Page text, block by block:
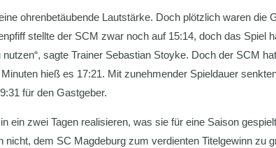
ohrenbetäubende Lautstärke. Doch plötzlich waren die
stellte der SCM zwar noch auf 15:14, doch das Spiel
sagte Trainer Sebastian Stoyke. Doch der SCM
hieß es 17:21. Mit zunehmender Spieldauer
für den Gastgeber.
ein zwei Tagen realisieren, was sie für eine Saison
dem SC Magdeburg zum verdienten Titelgewinn zu